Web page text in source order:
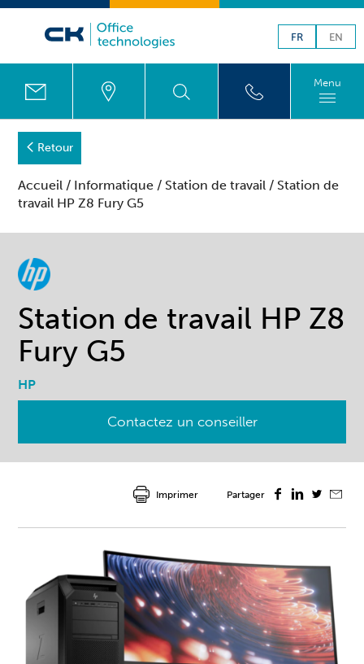
FR EN
Menu
Retour
Accueil / Informatique / Station de travail / Station de
travail HP Z8 Fury G5
Station de travail HP Z8
Fury G5
HP
Contactez un conseiller
Partager
Imprimer